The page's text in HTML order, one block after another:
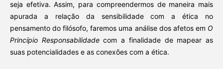
seja efetiva. Assim, para compreendermos de maneira mais
apurada a relação da sensibilidade com a ética no
pensamento do filósofo, faremos uma análise dos afetos em O
Princípio Responsabilidadecom a finalidade de mapear as
suas potencialidades e as conexões com a ética.